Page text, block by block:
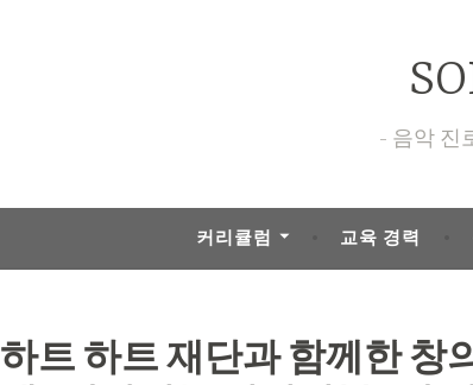
음악 진
커리큘럼 교육 경력
하트 하트 재단과 함께한 창